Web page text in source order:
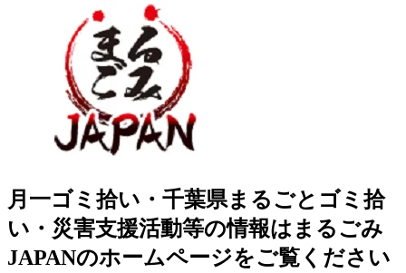
月一ゴミ拾い・千葉県まるごとゴミ拾
い・災害支援活動等の情報はまるごみ
JAPANのホームページをご覧ください